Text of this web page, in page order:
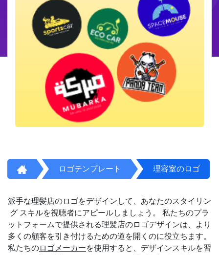
ロゴテンプレート 理容室のロゴ
派手な理髪店のロゴをデザインして、あなたのスタイリン
グ スキルを視聴者にアピールしましょう。 私たちのプラ
ットフォームで提供される理髪店のロゴデザインは、より
多くの顧客を引き付けるための道を開くのに役立ちます。
私たちのロゴメーカーを使用すると、デザインスキルを習